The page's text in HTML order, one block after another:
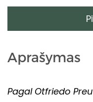
Aprašymas
Pagal Otfriedo